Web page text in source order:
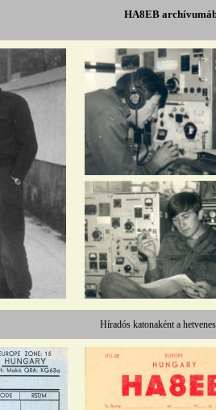
HA8EB
Híradós katonaként a